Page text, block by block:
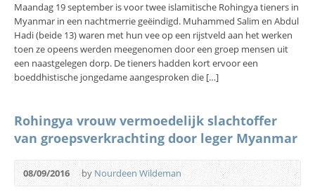
Maandag 19 september is voor twee islamitische Rohingya tieners in
Myanmar in een nachtmerrie geëindigd. Muhammed Salim en Abdul
Hadi (beide 13) waren met hun vee op een rijstveld aan het werken
toen ze opeens werden meegenomen door een groep mensen uit
een naastgelegen dorp. De tieners hadden kort ervoor een
boeddhistische jongedame aangesproken die […]
Rohingya vrouw vermoedelijk slachtoffer
van groepsverkrachting door leger Myanmar
08/09/2016 by Nourdeen Wildeman